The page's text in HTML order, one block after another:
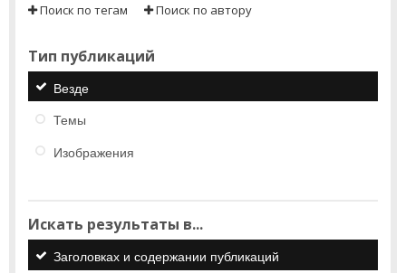
Поиск по тегам Поиск по автору
Тип публикаций
Везде
Темы
Изображения
Искать результаты в...
Заголовках и содержании публикаций